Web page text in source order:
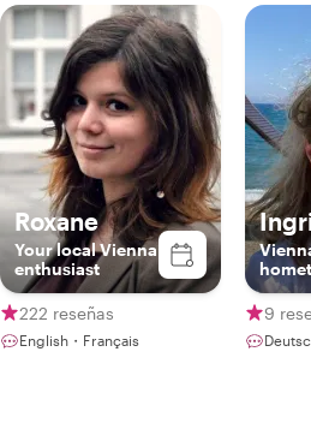
Roxane
Your local Vienna
enthusiast
222 reseñas
English・Français
9